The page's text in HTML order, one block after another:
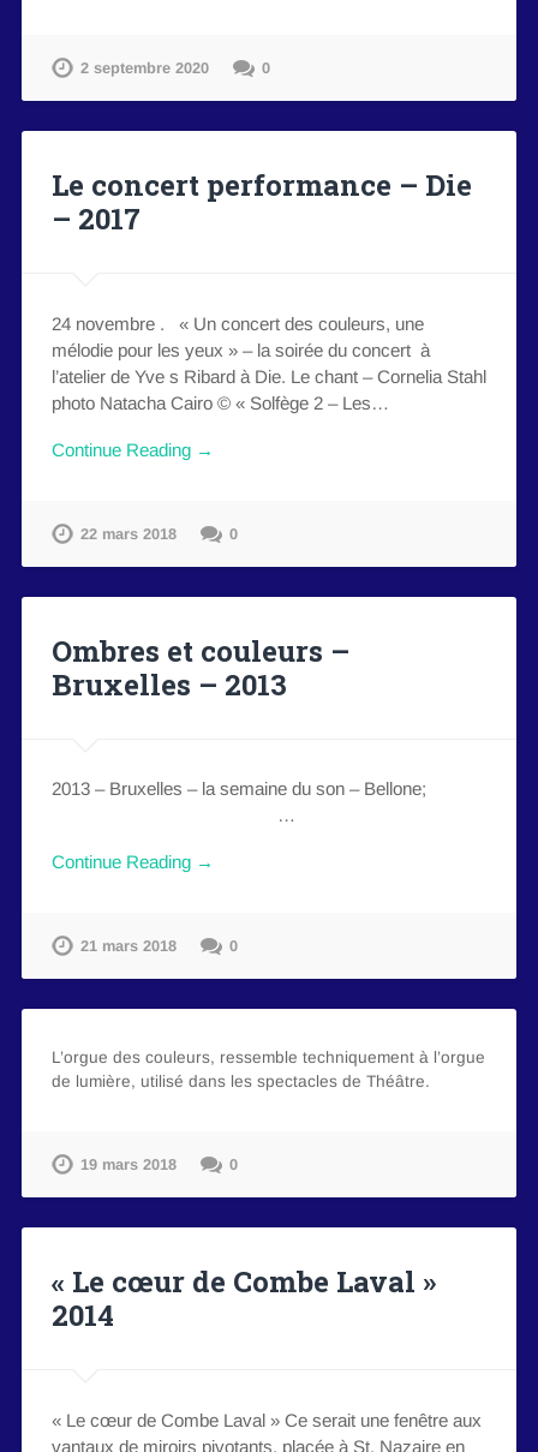
2 septembre 2020 0
Le concert performance – Die
– 2017
24 novembre . « Un concert des couleurs, une
mélodie pour les yeux » – la soirée du concert à
l’atelier de Yve s Ribard à Die. Le chant – Cornelia Stahl
photo Natacha Cairo © « Solfège 2 – Les…
Continue Reading →
22 mars 2018 0
Ombres et couleurs –
Bruxelles – 2013
2013 – Bruxelles – la semaine du son – Bellone;
…
Continue Reading →
21 mars 2018 0
L’orgue des couleurs, ressemble techniquement à l’orgue
de lumière, utilisé dans les spectacles de Théâtre.
19 mars 2018 0
« Le cœur de Combe Laval »
2014
« Le cœur de Combe Laval » Ce serait une fenêtre aux
vantaux de miroirs pivotants, placée à St. Nazaire en